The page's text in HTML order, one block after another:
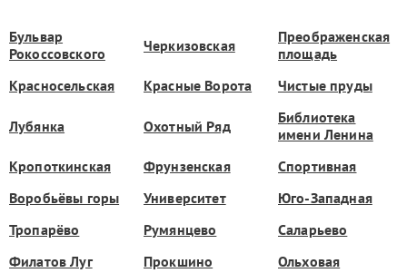
Бульвар
Рокоссовского
Черкизовская
Преображенская
площадь
Красносельская
Красные Ворота Чистые пруды
Лубянка Охотный Ряд
Библиотека
имени Ленина
Кропоткинская
Фрунзенская
Спортивная
Воробьёвы горы
Университет
Юго-Западная
Тропарёво
Румянцево
Саларьево
Филатов Луг
Прокшино
Ольховая